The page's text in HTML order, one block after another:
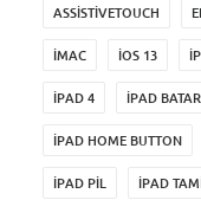
ASSISTIVETOUCH
IMAC IOS 13
IPAD 4 IPAD
IPAD HOME BUTTON
IPAD PIL IPAD